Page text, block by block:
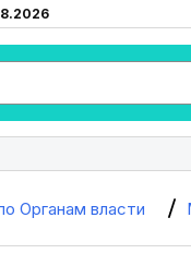
Органам власти